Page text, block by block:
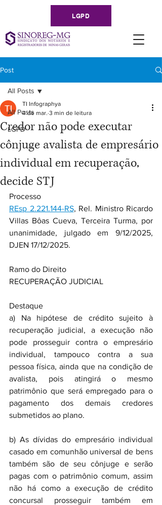
LGPD
Post
All Posts
LGPD
All Posts
Credor não pode executar
cônjuge avalista de empresário
individual em recuperação,
decide STJ
TI Infographya
4 de mar. 3 min de leitura
Processo
REsp 2.221.144-RS, Rel. Ministro Ricardo
Villas Bôas Cueva, Terceira Turma, por
unanimidade, julgado em 9/12/2025,
DJEN 17/12/2025.
Ramo do Direito
RECUPERAÇÃO JUDICIAL
Destaque
a) Na hipótese de crédito sujeito à
recuperação judicial, a execução não
pode prosseguir contra o empresário
individual, tampouco contra a sua
pessoa física, ainda que na condição de
avalista, pois atingirá o mesmo
patrimônio que será empregado para o
pagamento dos demais credores
submetidos ao plano.
b) As dívidas do empresário individual
casado em comunhão universal de bens
também são de seu cônjuge e serão
pagas com o patrimônio comum, assim
não há como a execução de crédito
concursal prosseguir também em